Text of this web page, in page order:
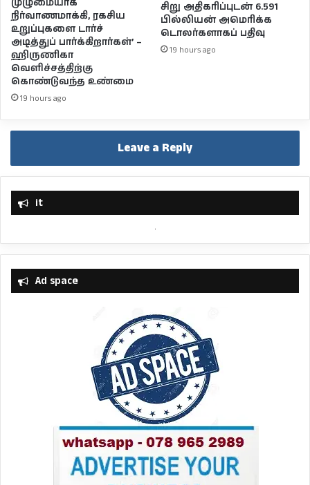
நிர்வாணமாக்கி, ரகசிய
உறுப்புகளை டார்ச்
அடித்துப் பார்க்கிறார்கள்’ –
ஹிருணிகா
வெளிச்சத்திற்கு
கொண்டுவந்த உண்மை
19 hours ago
சிறு அதிகரிப்புடன் 6.591
பில்லியன் அமெரிக்க
டொலர்களாகப் பதிவு
19 hours ago
Leave a Reply
it
Ad space